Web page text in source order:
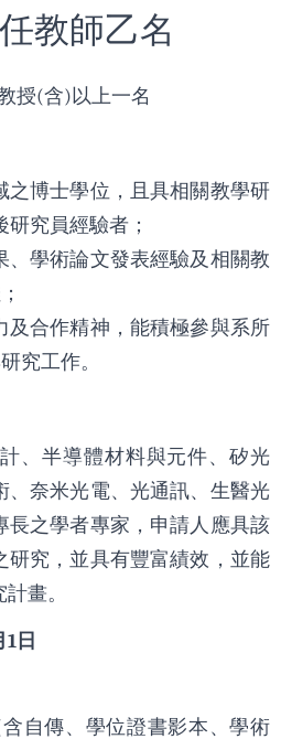
教師乙名
授(含) 以上一名
之博士學位，且具相關教學研
究員經驗者；
、學術論文發表經驗及相關教
及合作精神，能積極參與系所
究工作。
、半導體材料與元件、矽光
、奈米光電、光通訊、生醫光
長之學者專家，申請人應具該
研究，並具有豐富績效，並能
畫。
1 日
含自傳、學位證書影本、學術